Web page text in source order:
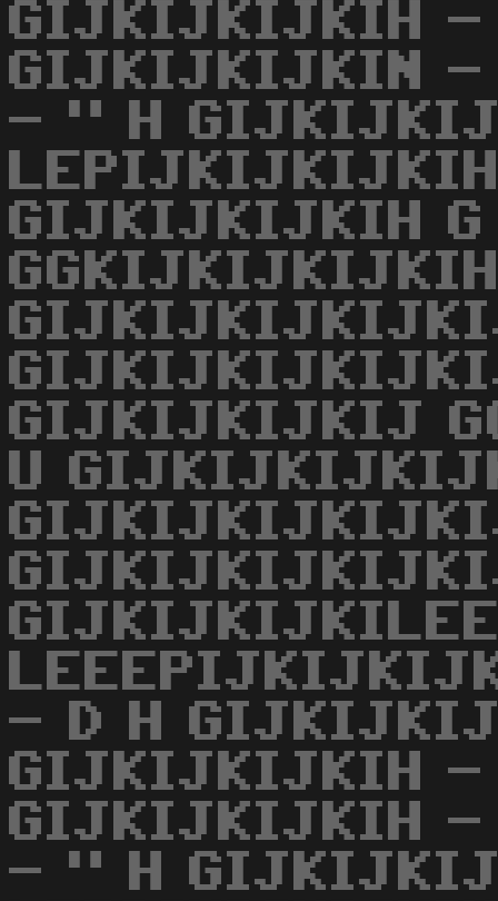
GIJKIJKIJKIH
GIJKIJKIJKIN -
- " H
GIJKIJKIJKIH
GIJKIJKIJKIJ
U
- D H
GIJKIJKIJKIH
GIJKIJKIJKIH -
- " H